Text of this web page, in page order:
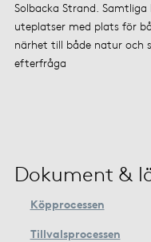
Solbacka Strand.
uteplatser med plats för
närhet till både natur och
efterfråga
Dokument &
Köpprocessen
Tillvalsprocessen